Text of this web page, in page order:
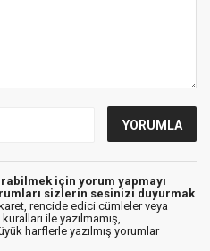
için yorum yapmayı
sizlerin sesinizi duyurmak
rencide edici cümleler veya
ile yazılmamış,
harflerle yazılmış yorumlar